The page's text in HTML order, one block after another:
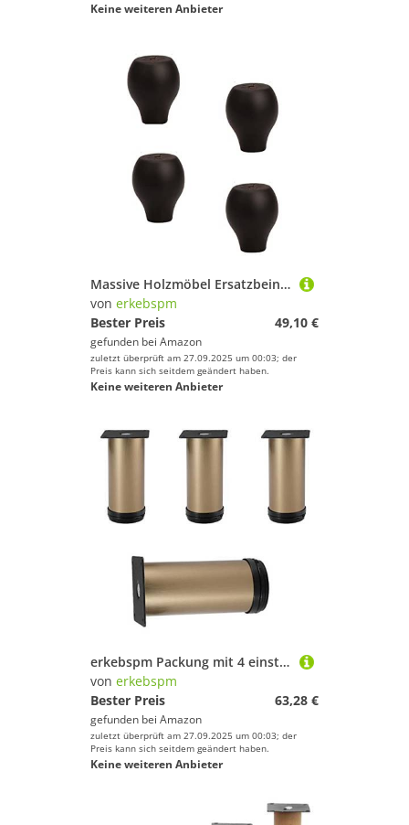
Keine weiteren Anbieter
Massive Holzmöbel Ersatzbeine, Holzbrötchen Füße, runde Schränke Beine angehobene Beine für Küchensofas Fernseher Schrebe Kommode Hocker Bücherregale, 4 -Set, mit Schrauben (60 mm/2.
von erkebspm
Bester Preis
49,10 €
gefunden bei Amazon
zuletzt überprüft am 27.09.2025 um 00:03; der
Preis kann sich seitdem geändert haben.
Keine weiteren Anbieter
erkebspm Packung mit 4 einstellbaren Sofa-Füßen, runden Schrankbeinen, Arbeitstop-TV-Schreibtisch Kaffeetische Basisfuß, Edelstahlschrankbeine, Tischbeine, Möbelfüße, einstellbare 0-35 mm (Gold
von erkebspm
Bester Preis
63,28 €
gefunden bei Amazon
zuletzt überprüft am 27.09.2025 um 00:03; der
Preis kann sich seitdem geändert haben.
Keine weiteren Anbieter